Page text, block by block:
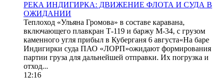
РЕКА ИНДИГИРКА: ДВИЖЕНИЕ ФЛОТА И СУДА В
ОЖИДАНИИ
Теплоход «Ульяна Громова» в составе каравана,
включающего плавкран Т-119 и баржу М-34, с грузом
каменного угля прибыл в Куберганя 6 августа«На баре
Индигирки суда ПАО «ЛОРП»ожидают формирования
партии груза для дальнейшей отправки. Их погрузка и
отход...
12:16